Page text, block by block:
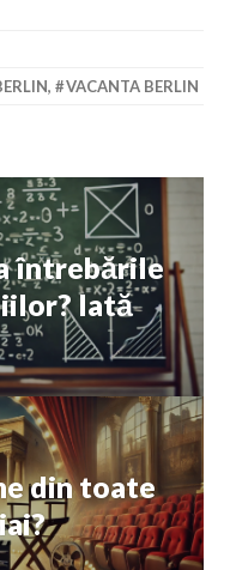
, VACANTA BERLIN
întrebările
Iată
din toate